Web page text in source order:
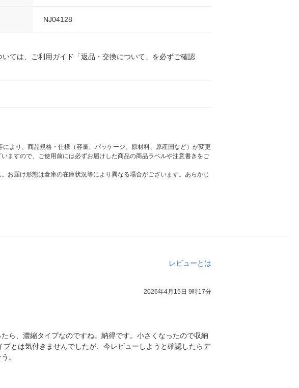
NJ04128
ては、ご利用ガイド「返品・交換について」を必ずご確認
より、商品規格・仕様（容量、パッケージ、原材料、原産国など）が変更
ますので、ご使用前には必ずお届けした商品の商品ラベルや注意書きをご
お届け形態は倉庫の在庫状況等により異なる場合がございます。あらかじ
レビューとは
2026年4月15日 9時17分
ら、濃縮タイプなのですね。納得です。小さくなったので収納
とは気付きませんでしたが、今レビューしようと確認したらデ
。